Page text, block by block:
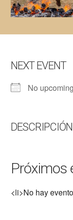
NEXT EVENT
No
DESCRIPCIÓN
Próximos
<li>No hay